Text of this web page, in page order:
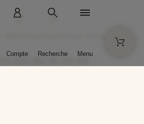
+33 (0)3 86 45 50 00
Compte Recherche Menu